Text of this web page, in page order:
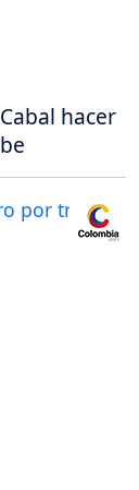
hacer